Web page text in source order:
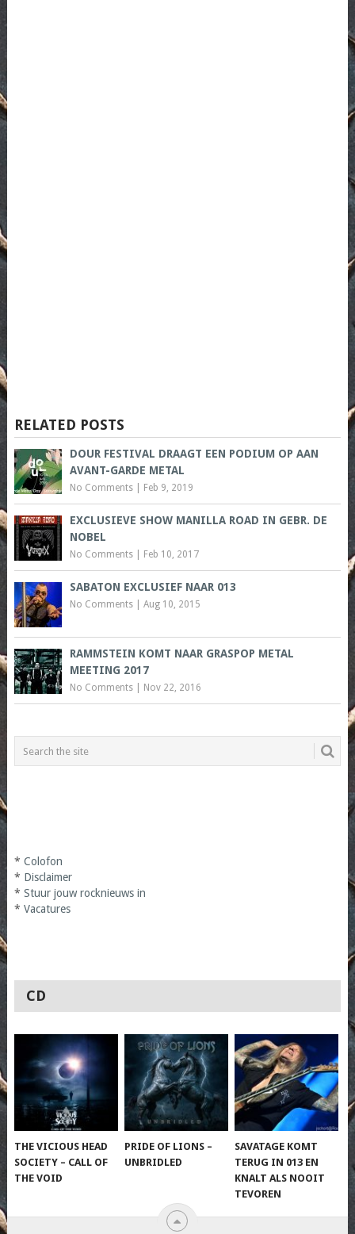
RELATED POSTS
DOUR FESTIVAL DRAAGT EEN PODIUM OP AAN
AVANT-GARDE METAL
No Comments| Feb 9, 2019
EXCLUSIEVE SHOW MANILLA ROAD IN GEBR. DE
NOBEL
No Comments| Feb 10, 2017
SABATON EXCLUSIEF NAAR 013
No Comments| Aug 10, 2015
RAMMSTEIN KOMT NAAR GRASPOP METAL
MEETING 2017
No Comments| Nov 22, 2016
* Colofon
* Disclaimer
* Stuur jouw rocknieuws in
* Vacatures
CD
THE VICIOUS HEAD
SOCIETY – CALL OF
THE VOID
PRIDE OF LIONS –
UNBRIDLED
SAVATAGE KOMT
TERUG IN 013 EN
KNALT ALS NOOIT
TEVOREN